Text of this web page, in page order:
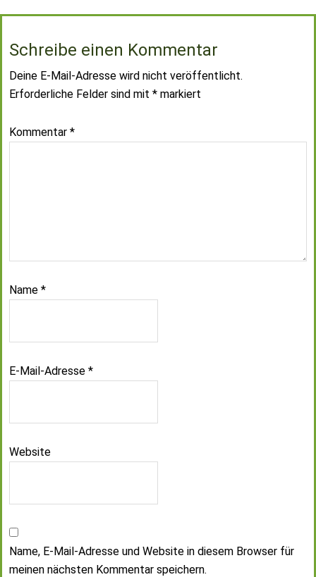
Schreibe einen Kommentar
Deine E-Mail-Adresse wird nicht veröffentlicht.
Erforderliche Felder sind mit * markiert
Kommentar *
Name *
E-Mail-Adresse *
Website
Name, E-Mail-Adresse und Website in diesem Browser für
meinen nächsten Kommentar speichern.